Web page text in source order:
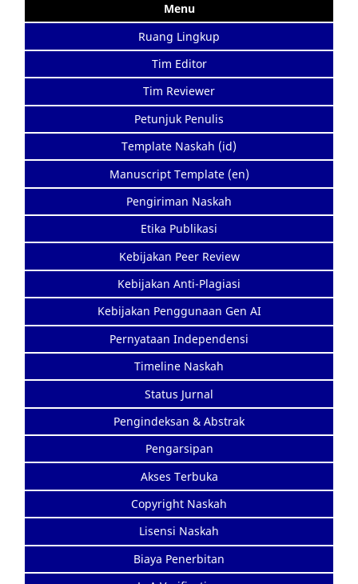
Menu
Ruang Lingkup
Tim Editor
Tim Reviewer
Petunjuk Penulis
Template Naskah (id)
Manuscript Template (en)
Pengiriman Naskah
Etika Publikasi
Kebijakan Peer Review
Kebijakan Anti-Plagiasi
Kebijakan Penggunaan Gen AI
Pernyataan Independensi
Timeline Naskah
Status Jurnal
Pengindeksan & Abstrak
Pengarsipan
Akses Terbuka
Copyright Naskah
Lisensi Naskah
Biaya Penerbitan